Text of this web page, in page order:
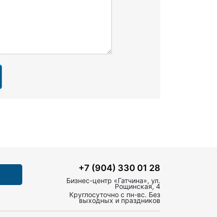
+7 (904) 330 01 28
Бизнес-центр «Гатчина», ул.
Рощинская, 4
Круглосуточно с пн-вс. Без
выходных и праздников